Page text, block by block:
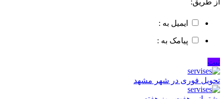
ایمیل به :
پیامک به :
ثبت
تحویل فوری در شهر مشهد